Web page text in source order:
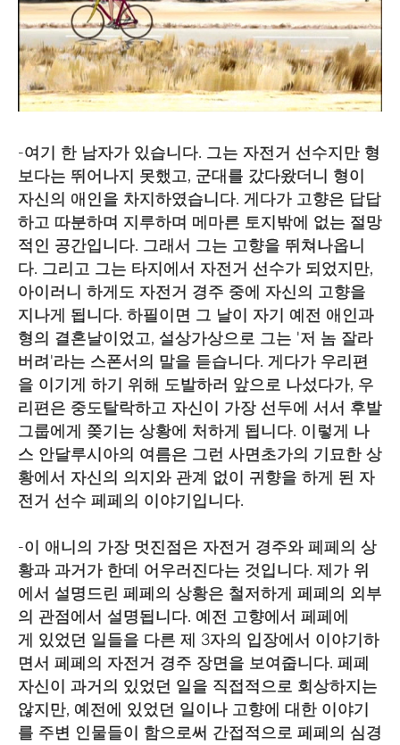
-여기 한 남자가 있습니다. 그는 자전거 선수지만 형
보다는 뛰어나지 못했고, 군대를 갔다왔더니 형이
자신의 애인을 차지하였습니다. 게다가 고향은 답답
하고 따분하며 지루하며 메마른 토지밖에 없는 절망
적인 공간입니다. 그래서 그는 고향을 뛰쳐나옵니
다. 그리고 그는 타지에서 자전거 선수가 되었지만,
아이러니 하게도 자전거 경주 중에 자신의 고향을
지나게 됩니다. 하필이면 그 날이 자기 예전 애인과
형의 결혼날이었고, 설상가상으로 그는 '저 놈 잘라
버려'라는 스폰서의 말을 듣습니다. 게다가 우리편
을 이기게 하기 위해 도발하러 앞으로 나섰다가, 우
리편은 중도탈락하고 자신이 가장 선두에 서서 후발
그룹에게 쫒기는 상황에 처하게 됩니다. 이렇게 나
스 안달루시아의 여름은 그런 사면초가의 기묘한 상
황에서 자신의 의지와 관계 없이 귀향을 하게 된 자
전거 선수 페페의 이야기입니다.
-이 애니의 가장 멋진점은 자전거 경주와 페페의 상
황과 과거가 한데 어우러진다는 것입니다. 제가 위
에서 설명드린 페페의 상황은 철저하게 페페의 외부
의 관점에서 설명됩니다. 예전 고향에서 페페에
게 있었던 일들을 다른 제 3자의 입장에서 이야기하
면서 페페의 자전거 경주 장면을 보여줍니다. 페페
자신이 과거의 있었던 일을 직접적으로 회상하지는
않지만, 예전에 있었던 일이나 고향에 대한 이야기
를 주변 인물들이 함으로써 간접적으로 페페의 심경